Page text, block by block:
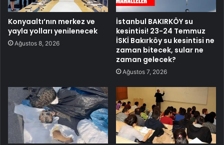
Konyaaltı’nın merkez ve
yayla yolları yenilenecek
Ağustos 8, 2026
İstanbul BAKIRKÖY su
kesintisi! 23-24 Temmuz
İSKİ Bakırköy su kesintisi ne
zaman bitecek, sular ne
zaman gelecek?
Ağustos 7, 2026